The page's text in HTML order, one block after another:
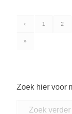
‹ 1 2
»
Zoek hier voor